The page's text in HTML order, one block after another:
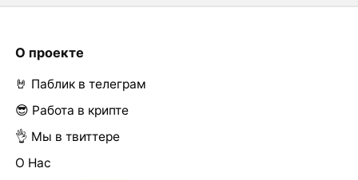
О проекте
🤘 Паблик в телеграм
😎 Работа в крипте
👌 Мы в твиттере
О Нас